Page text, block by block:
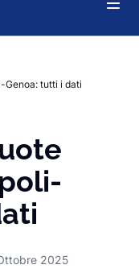
Genoa: tutti i dati
2025